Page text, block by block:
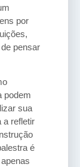
por
pensar
podem
sua
a refletir
é